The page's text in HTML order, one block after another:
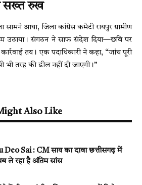
सख्त रुख
सामने आया, जिला कांग्रेस कमेटी रायपुर ग्रामीण
उठाया। संगठन ने साफ संदेश दिया—छवि पर
तय। एक पदाधिकारी ने कहा, “जांच पूरी
भी तरह की ढील नहीं दी जाएगी।”
Also Like
Deo Sai : CM साय का दावा छत्तीसगढ़ में
ले रहा है अंतिम सांस